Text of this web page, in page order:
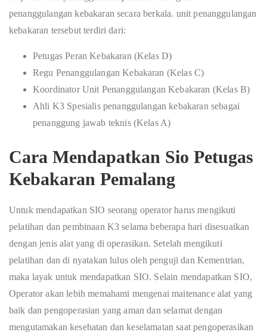
penanggulangan kebakaran secara berkala. unit penanggulangan
kebakaran tersebut terdiri dari:
Petugas Peran Kebakaran (Kelas D)
Regu Penanggulangan Kebakaran (Kelas C)
Koordinator Unit Penanggulangan Kebakaran (Kelas B)
Ahli K3 Spesialis penanggulangan kebakaran sebagai
penanggung jawab teknis (Kelas A)
Cara Mendapatkan Sio Petugas
Kebakaran Pemalang
Untuk mendapatkan SIO seorang operator harus mengikuti
pelatihan dan pembinaan K3 selama beberapa hari disesuaikan
dengan jenis alat yang di operasikan. Setelah mengikuti
pelatihan dan di nyatakan lulus oleh penguji dan Kementrian,
maka layak untuk mendapatkan SIO. Selain mendapatkan SIO,
Operator akan lebih memahami mengenai maitenance alat yang
baik dan pengoperasian yang aman dan selamat dengan
mengutamakan kesehatan dan keselamatan saat pengoperasikan